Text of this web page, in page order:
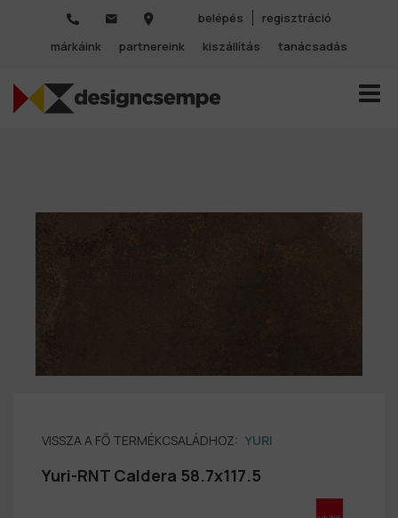
belépés
regisztráció
márkáink
partnereink kiszállítás tanácsadás
VISSZA A FŐ TERMÉKCSALÁDHOZ: YURI
Yuri-RNT Caldera 58.7x117.5